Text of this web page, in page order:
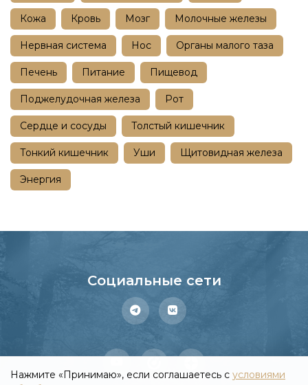
Кожа Кровь Мозг Молочные железы
Нервная система Нос Органы малого таза
Печень Питание Пищевод
Поджелудочная железа Рот
Сердце и сосуды Толстый кишечник
Тонкий кишечник Уши Щитовидная железа
Энергия
Социальные сети
Нажмите «Принимаю», если соглашаетесь с условиями